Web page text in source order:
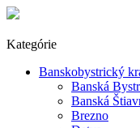
Kategórie
Banskobystrický
Banská
Banská
Brezno